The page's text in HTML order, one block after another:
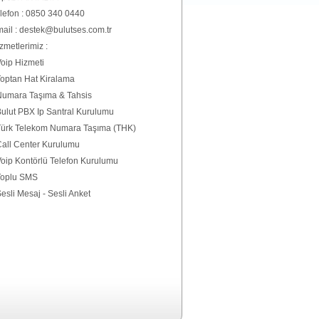
: 0850 340 0440
: destek@bulutses.com.tr
:
Hizmeti
Hat Kiralama
Taşıma & Tahsis
PBX Ip Santral Kurulumu
Telekom Numara Taşıma (THK)
Center Kurulumu
Kontörlü Telefon Kurulumu
SMS
Mesaj - Sesli Anket